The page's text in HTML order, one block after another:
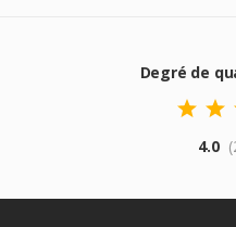
Degré de
4.0